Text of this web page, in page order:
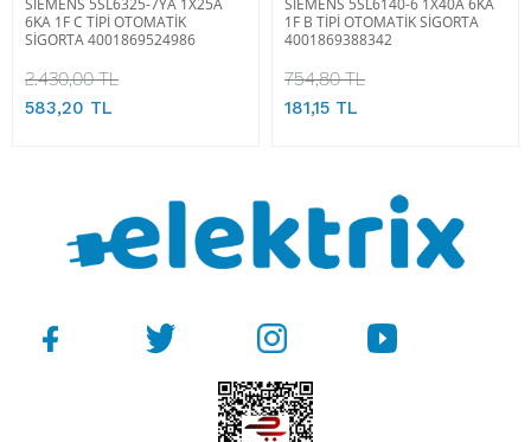
6KA 1F C TİPİ OTOMATİK
SİGORTA 4001869524986
2.430,00 TL
583,20 TL
1F B TİPİ OTOMATİK SİGORTA
4001869388342
754,80 TL
181,15 TL